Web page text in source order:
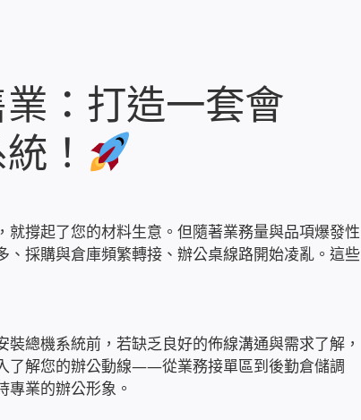
業：打造一套會
！
撐起了您的材料生意。但隨著業務量與品項爆發性
採購與倉庫頻繁轉接、辦公桌線路開始凌亂。這些
總機系統前，若缺乏良好的佈線溝通與需求了解，
了解您的辦公動線——從業務接單區到後勤倉儲調
業的辦公形象。